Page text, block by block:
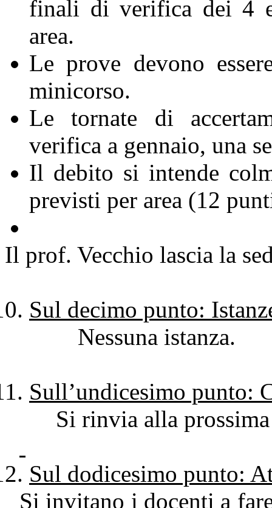
finali di verifica dei 4
area.
Le prove devono
minicorso.
Le tornate di
verifica a gennaio, una
Il debito si intende
previsti per area (12
Il prof. Vecchio lascia la
Sul decimo punto:
Nessuna istanza.
Sull’undicesimo punto:
Si rinvia alla prossima
Sul dodicesimo punto:
Si invitano i docenti a